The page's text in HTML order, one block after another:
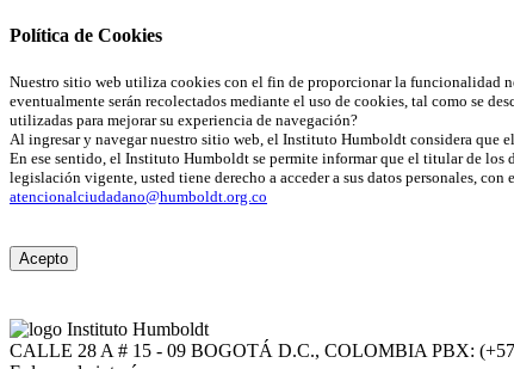
Política de Cookies
Nuestro sitio web utiliza cookies con el fin de proporcionar la funcionalidad
eventualmente serán recolectados mediante el uso de cookies, tal como se
utilizadas para mejorar su experiencia de navegación?
Al ingresar y navegar nuestro sitio web, el Instituto Humboldt considera que
En ese sentido, el Instituto Humboldt se permite informar que el titular de los
legislación vigente, usted tiene derecho a acceder a sus datos personales,
atencionalciudadano@humboldt.org.co
Acepto
CALLE 28 A # 15 - 09 BOGOTÁ D.C., COLOMBIA PBX: